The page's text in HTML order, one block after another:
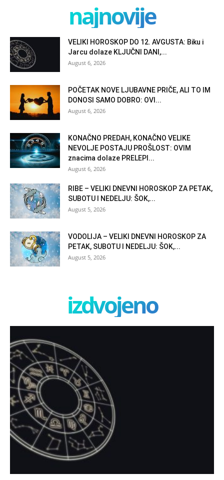
najnovije
VELIKI HOROSKOP DO 12. AVGUSTA: Biku i
Jarcu dolaze KLJUČNI DANI,...
August 6, 2026
POČETAK NOVE LJUBAVNE PRIČE, ALI TO IM
DONOSI SAMO DOBRO: OVI...
August 6, 2026
KONAČNO PREDAH, KONAČNO VELIKE
NEVOLJE POSTAJU PROŠLOST: OVIM
znacima dolaze PRELEPI...
August 6, 2026
RIBE – VELIKI DNEVNI HOROSKOP ZA PETAK,
SUBOTU I NEDELJU: ŠOK,...
August 5, 2026
VODOLIJA – VELIKI DNEVNI HOROSKOP ZA
PETAK, SUBOTU I NEDELJU: ŠOK,...
August 5, 2026
izdvojeno